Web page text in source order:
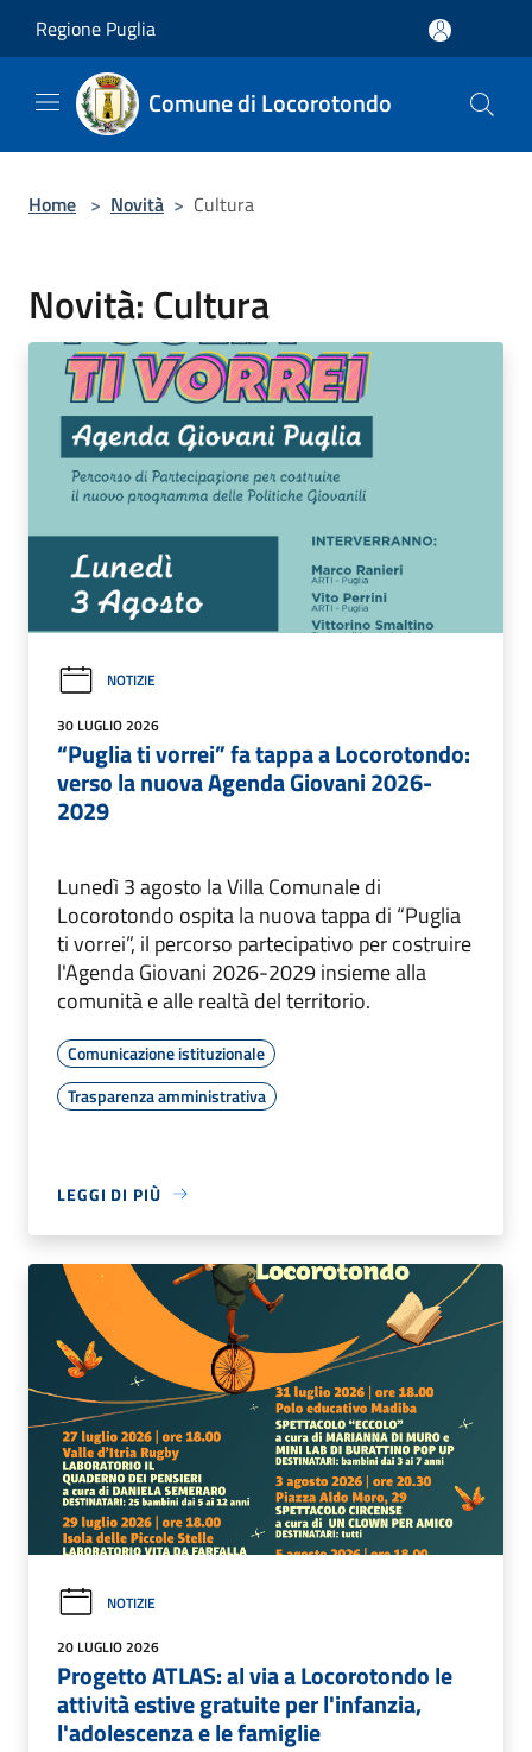
Regione Puglia
Comune di Locorotondo
Home > Novità > Cultura
Novità: Cultura
NOTIZIE
30 LUGLIO 2026
“Puglia ti vorrei” fa tappa a Locorotondo:
verso la nuova Agenda Giovani 2026-
2029
Lunedì 3 agosto la Villa Comunale di
Locorotondo ospita la nuova tappa di “Puglia
ti vorrei”, il percorso partecipativo per costruire
l'Agenda Giovani 2026-2029 insieme alla
comunità e alle realtà del territorio.
Comunicazione istituzionale
Trasparenza amministrativa
LEGGI DI PIÙ
NOTIZIE
20 LUGLIO 2026
Progetto ATLAS: al via a Locorotondo le
attività estive gratuite per l'infanzia,
l'adolescenza e le famiglie